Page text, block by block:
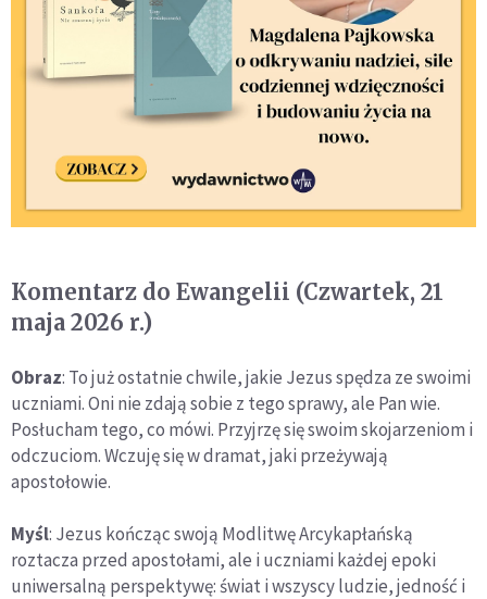
Komentarz do Ewangelii (Czwartek, 21
maja 2026 r.)
Obraz: To już ostatnie chwile, jakie Jezus spędza ze swoimi
uczniami. Oni nie zdają sobie z tego sprawy, ale Pan wie.
Posłucham tego, co mówi. Przyjrzę się swoim skojarzeniom i
odczuciom. Wczuję się w dramat, jaki przeżywają
apostołowie.
Myśl: Jezus kończąc swoją Modlitwę Arcykapłańską
roztacza przed apostołami, ale i uczniami każdej epoki
uniwersalną perspektywę: świat i wszyscy ludzie, jedność i